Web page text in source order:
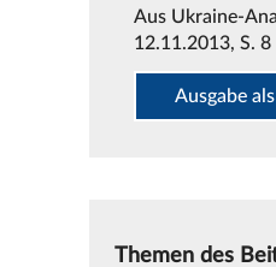
Aus Ukraine-
12.11.2013, S. 8
Ausgabe
Themen des